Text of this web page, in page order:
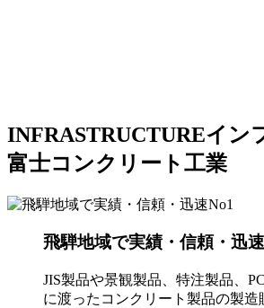
INFRASTRUCTUREイン
富士コンクリート工業
飛騨地域で実績・信頼・迅
JIS製品や景観製品、特注製品、
に渡ったコンクリート製品の製造